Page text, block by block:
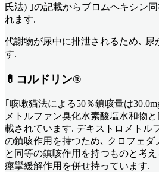
氏法) ｣の記載からブロムヘキシン
れます.
代謝物が尿中に排泄されるため､ 尿
す.
💊コルドリン®︎
｢咳嗽猫法による50％鎮咳量は
メトルファン臭化水素酸塩水和物
載されています. デキストロメトル
の鎮咳作用を持つため､ クロフェダ
と同等の鎮咳作用を持つものと考
痙攣緩解作用を併せ持っています.